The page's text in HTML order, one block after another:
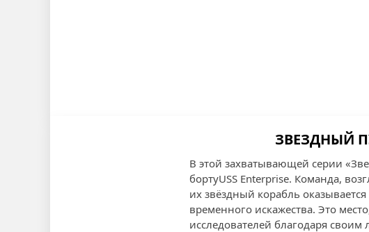
ЗВЕЗДНЫЙ
В этой захватывающей серии
бортуUSS Enterprise. Команда,
их звёздный корабль
временного искажества. Это
исследователей благодаря